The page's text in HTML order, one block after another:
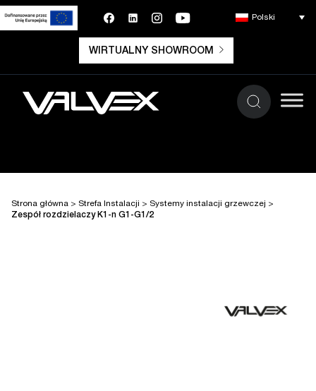
WIRTUALNY SHOWROOM
Polski
Strona główna > Strefa Instalacji > Systemy instalacji grzewczej >
Zespół rozdzielaczy K1-n G1-G1/2